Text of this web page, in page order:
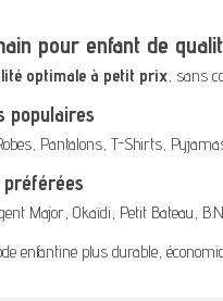
pour enfant de
optimale à petit prix, sans
populaires
, Pantalons, T-Shirts,
préférées
Major,Okaïdi, Petit Bateau,
enfantine plus durable,